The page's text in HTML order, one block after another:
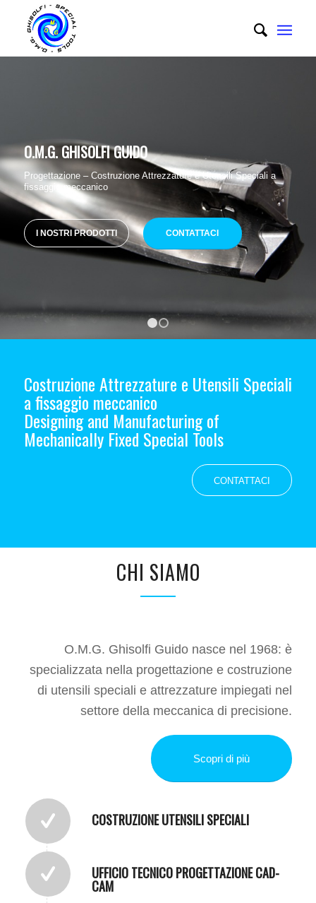
O.M.G. GHISOLFI GUIDO
Progettazione – Costruzione Attrezzature e Utensili Speciali a
fissaggio meccanico
I NOSTRI PRODOTTI CONTATTACI
Costruzione Attrezzature e Utensili Speciali
a fissaggio meccanico
Designing and Manufacturing of
Mechanically Fixed Special Tools
CONTATTACI
CHI SIAMO
O.M.G. Ghisolfi Guido nasce nel 1968: è
specializzata nella progettazione e costruzione
di utensili speciali e attrezzature impiegati nel
settore della meccanica di precisione.
Scopri di più
COSTRUZIONE UTENSILI SPECIALI
UFFICIO TECNICO PROGETTAZIONE CAD-
CAM